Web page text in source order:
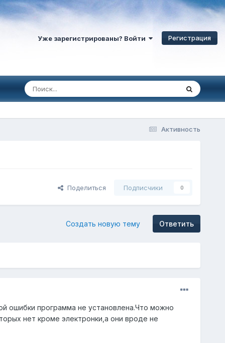
Уже зарегистрированы? Войти Регистрация
Активность
Поделиться Подписчики 0
Ответить
Создать новую тему
ошибки программа не установлена.Что можно
нет кроме электронки,а они вроде не